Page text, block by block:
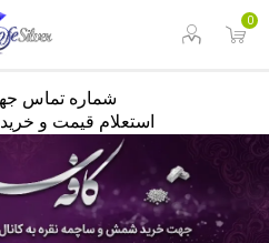
0
استعلام قیمت و خرید 09120149274